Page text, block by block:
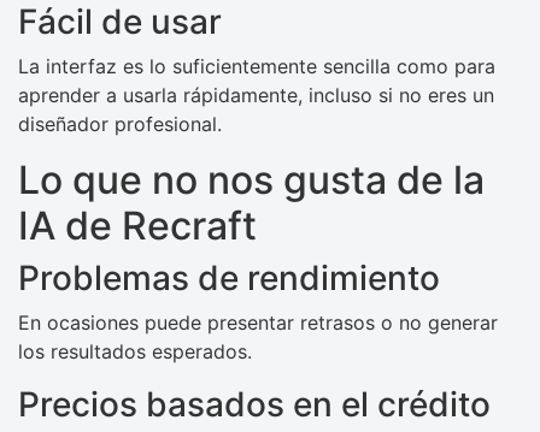
Fácil de usar
La interfaz es lo suficientemente sencilla como para
aprender a usarla rápidamente, incluso si no eres un
diseñador profesional.
Lo que no nos gusta de la
IA de Recraft
Problemas de rendimiento
En ocasiones puede presentar retrasos o no generar
los resultados esperados.
Precios basados ​​en el crédito